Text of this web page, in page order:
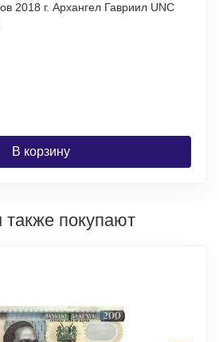
2018 г. Архангел Гавриил UNC
В корзину
покупают